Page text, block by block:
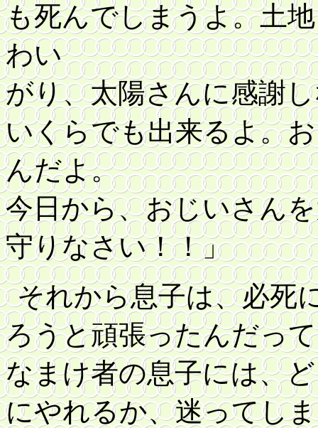
も死んでしまうよ。土
わい
がり、太陽さんに感謝
いくらでも出来るよ。
んだよ。
今日から、おじいさん
守りなさい！！」
それから息子は、必死
ろうと頑張ったんだっ
なまけ者の息子には、
にやれるか、迷ってし